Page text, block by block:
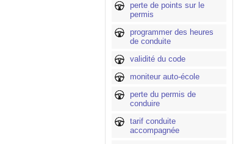
perte de points sur le
permis
programmer des heures
de conduite
validité du code
moniteur auto-école
perte du permis de
conduire
tarif conduite
accompagnée